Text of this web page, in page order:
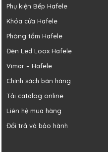
Phụ kiện Bếp Hafele
Khóa cửa Hafele
Phòng tắm Hafele
Đèn Led Loox Hafele
Vimar – Hafele
Chính sách bán hàng
Tải catalog online
Liên hệ mua hàng
Đổi trả và bảo hành